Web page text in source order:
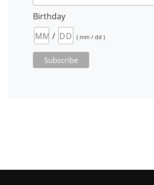
Birthday
/
( mm / dd )